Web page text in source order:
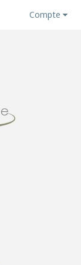
Compte